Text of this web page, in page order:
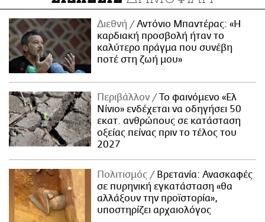
Διεθνή
Αντόνιο Μπαντέρας: «Η
καρδιακή προσβολή ήταν το
καλύτερο πράγμα που συνέβη
ποτέ στη ζωή μου»
Περιβάλλον
Το φαινόμενο «Ελ
Νίνιο» ενδέχεται να οδηγήσει 50
εκατ. ανθρώπους σε κατάσταση
οξείας πείνας πριν το τέλος του
2027
Πολιτισμός
Βρετανία: Ανασκαφές
σε πυρηνική εγκατάσταση «θα
αλλάξουν την προϊστορία»,
υποστηρίζει αρχαιολόγος